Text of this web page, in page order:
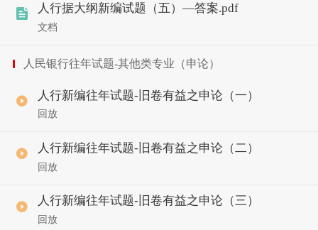
人行据大纲新编试题（五）—答案.pdf
文档
人民银行往年试题-其他类专业（申论）
人行新编往年试题-旧卷有益之申论（一）
回放
人行新编往年试题-旧卷有益之申论（二）
回放
人行新编往年试题-旧卷有益之申论（三）
回放